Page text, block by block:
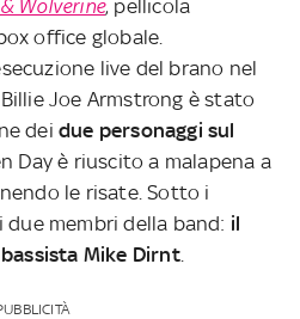
Wolverine, pellicola
office globale.
live del brano nel
Joe Armstrong è stato
dei due personaggi sul
Day è riuscito a malapena a
le risate. Sotto i
membri della band: il
Mike Dirnt.